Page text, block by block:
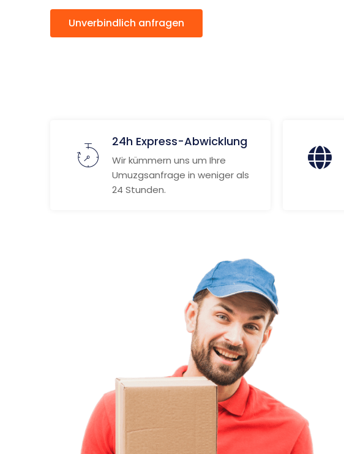
Unverbindlich anfragen
24h Express-Abwicklung
Wir kümmern uns um Ihre
Umuzgsanfrage in weniger als
24 Stunden.